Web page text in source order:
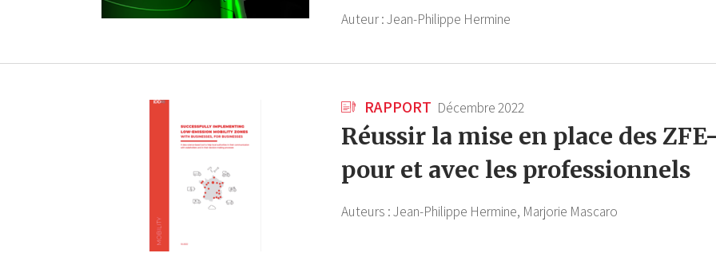
Auteur :Jean-Philippe Hermine
RAPPORT Décembre 2022
Réussir la mise en place des
pour et avec les professionnels
Auteurs :Jean-Philippe Hermine, Marjorie Mascaro